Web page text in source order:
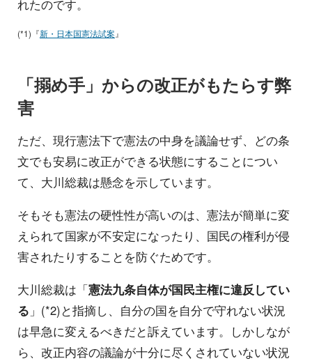
れたのです。
(*1)『新・日本国憲法試案 』
「搦め手」からの改正がもたらす弊
害
ただ、現行憲法下で憲法の中身を議論せず、どの条
文でも安易に改正ができる状態にすることについ
て、大川総裁は懸念を示しています。
そもそも憲法の硬性性が高いのは、憲法が簡単に変
えられて国家が不安定になったり、国民の権利が侵
害されたりすることを防ぐためです。
大川総裁は「憲法九条自体が国民主権に違反してい
る 」(*2)と指摘し、自分の国を自分で守れない状況
は早急に変えるべきだと訴えています。しかしなが
ら、改正内容の議論が十分に尽くされていない状況